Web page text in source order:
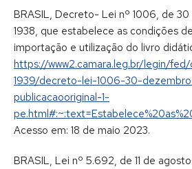
BRASIL, Decreto- Lei nº 1006, de
1938, que estabelece as condições
importação e utilização do livro
https://www2.camara.leg.br/legin/
1939/decreto-lei-1006-30-
publicacaooriginal-1-
Acesso em: 18 de maio 2023.
BRASIL, Lei nº 5.692, de 11 de agosto